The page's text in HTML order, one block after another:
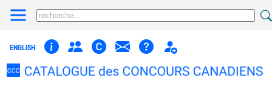
ENGLISH